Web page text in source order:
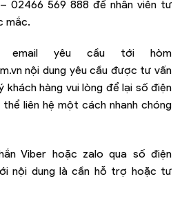
02466 569 888 để nhân viên tư
mắc.
yêu cầu tới hòm
nội dung yêu cầu được tư vấn
khách hàng vui lòng để lại số điện
liên hệ một cách nhanh chóng
Viber hoặc zalo qua số điện
nội dung là cần hỗ trợ hoặc tư